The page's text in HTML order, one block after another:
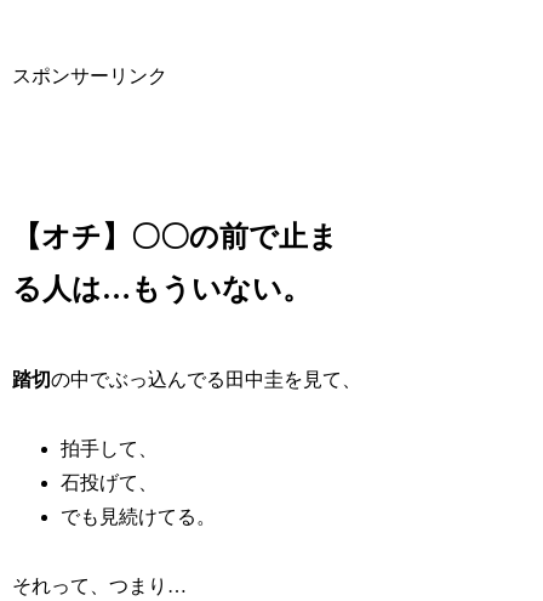
スポンサーリンク
【オチ】〇〇の前で止ま
る人は…もういない。
踏切の中でぶっ込んでる田中圭を見て、
拍手して、
石投げて、
でも見続けてる。
それって、つまり…